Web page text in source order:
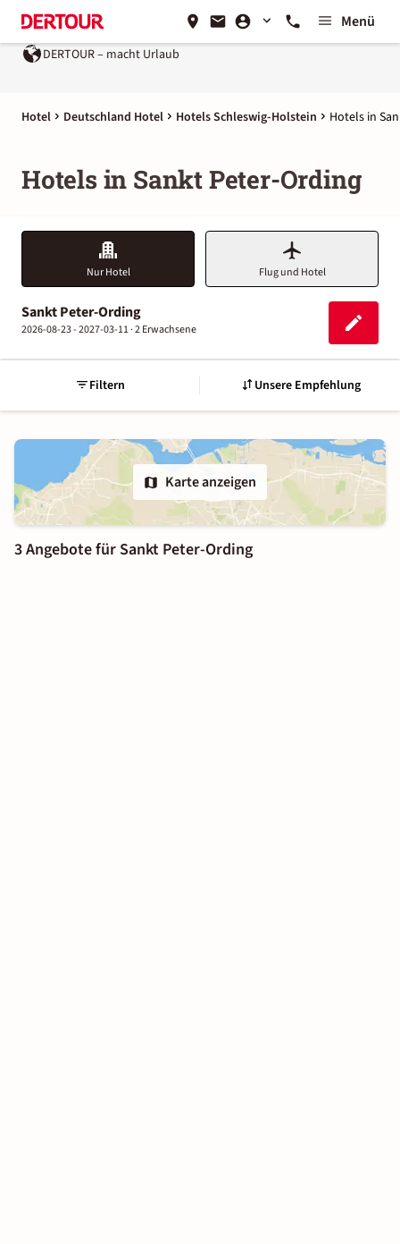
Menü
DERTOUR – macht Urlaub
Hotel Deutschland Hotel Hotels Schleswig-Holstein Hotels in
Hotels in Sankt Peter-Ording
Nur Hotel Flug und Hotel
Sankt Peter-Ording
2026-08-23 - 2027-03-11 ·2 Erwachsene
Filtern Unsere Empfehlung
Karte anzeigen
3 Angebote für Sankt Peter-Ording